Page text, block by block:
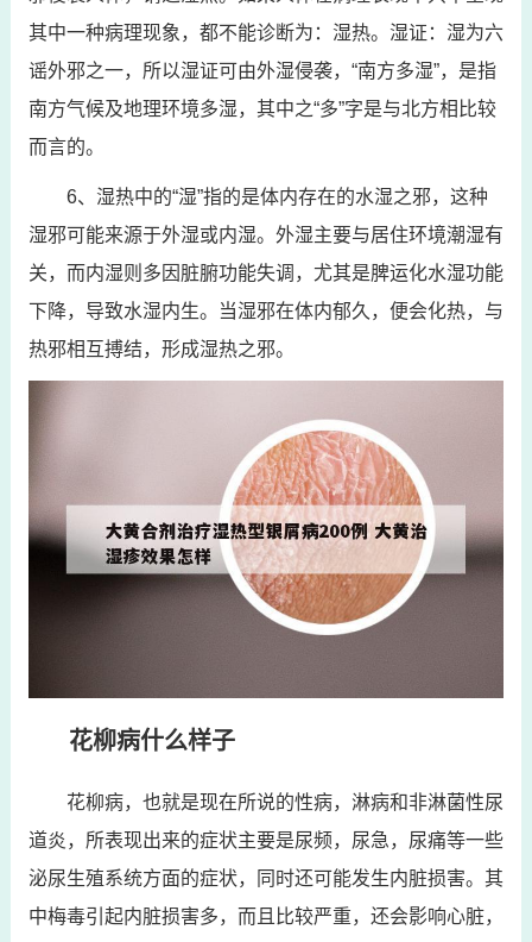
其中一种病理现象，都不能诊断为：湿热。湿证：湿为六
谣外邪之一，所以湿证可由外湿侵袭，“南方多湿”，是指
南方气候及地理环境多湿，其中之“多”字是与北方相比较
而言的。
6、湿热中的“湿”指的是体内存在的水湿之邪，这种
湿邪可能来源于外湿或内湿。外湿主要与居住环境潮湿有
关，而内湿则多因脏腑功能失调，尤其是脾运化水湿功能
下降，导致水湿内生。当湿邪在体内郁久，便会化热，与
热邪相互搏结，形成湿热之邪。
花柳病什么样子
花柳病，也就是现在所说的性病，淋病和非淋菌性尿
道炎，所表现出来的症状主要是尿频，尿急，尿痛等一些
泌尿生殖系统方面的症状，同时还可能发生内脏损害。其
中梅毒引起内脏损害多，而且比较严重，还会影响心脏，